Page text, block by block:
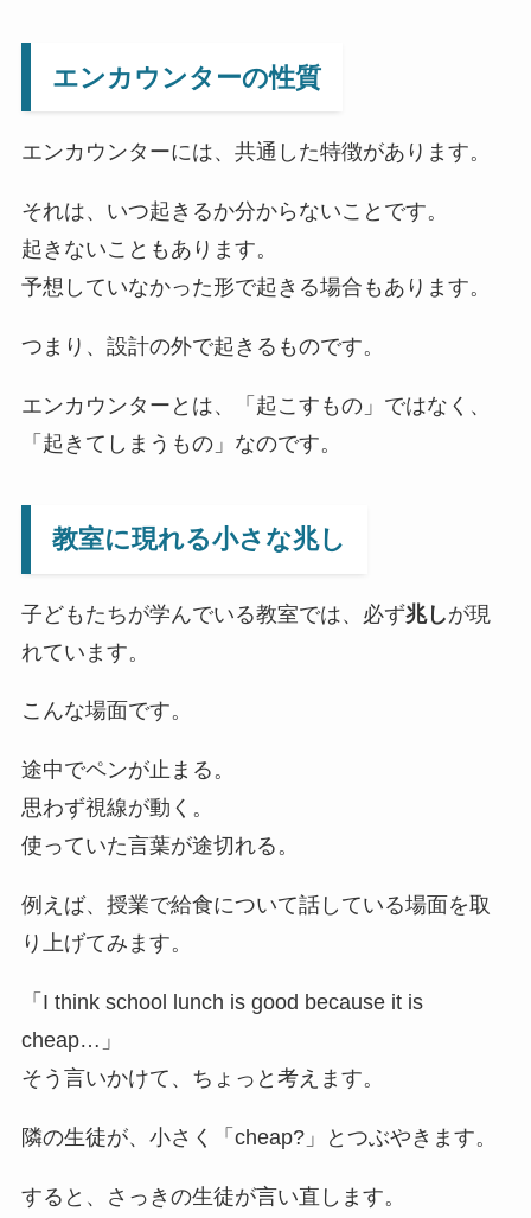
エンカウンターの性質
エンカウンターには、共通した特徴があります。
それは、いつ起きるか分からないことです。
起きないこともあります。
予想していなかった形で起きる場合もあります。
つまり、設計の外で起きるものです。
エンカウンターとは、「起こすもの」ではなく、
「起きてしまうもの」なのです。
教室に現れる小さな兆し
子どもたちが学んでいる教室では、必ず兆しが現
れています。
こんな場面です。
途中でペンが止まる。
思わず視線が動く。
使っていた言葉が途切れる。
例えば、授業で給食について話している場面を取
り上げてみます。
「I think school lunch is good because it is
cheap…」
そう言いかけて、ちょっと考えます。
隣の生徒が、小さく「cheap?」とつぶやきます。
すると、さっきの生徒が言い直します。